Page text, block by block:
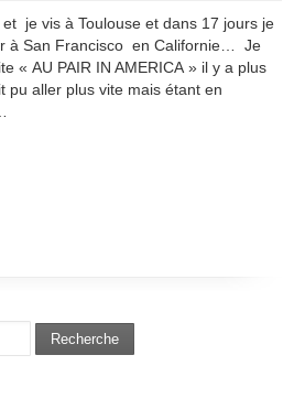
et je vis à Toulouse et dans 17 jours je
à San Francisco en Californie… Je
« AU PAIR IN AMERICA » il y a plus
pu aller plus vite mais étant en
Recherche